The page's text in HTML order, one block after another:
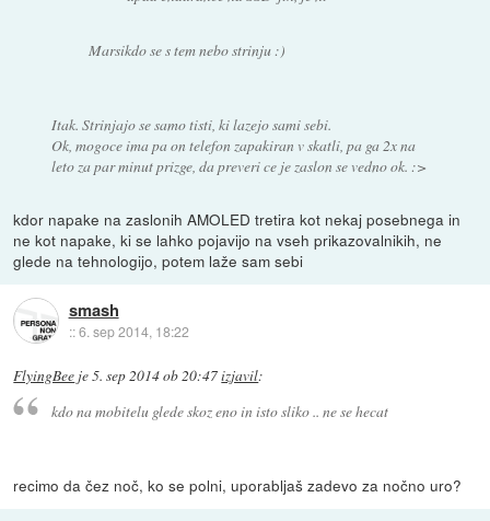
Marsikdo se s tem nebo strinju :)
Itak. Strinjajo se samo tisti, ki lazejo sami sebi.
Ok, mogoce ima pa on telefon zapakiran v skatli, pa ga 2x na
leto za par minut prizge, da preveri ce je zaslon se vedno ok. :>
kdor napake na zaslonih AMOLED tretira kot nekaj posebnega in
ne kot napake, ki se lahko pojavijo na vseh prikazovalnikih, ne
glede na tehnologijo, potem laže sam sebi
smash
::6. sep 2014, 18:22
FlyingBee je5. sep 2014 ob 20:47izjavil:
kdo na mobitelu glede skoz eno in isto sliko .. ne se hecat
recimo da čez noč, ko se polni, uporabljaš zadevo za nočno uro?